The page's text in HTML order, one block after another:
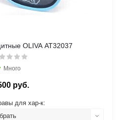
OLIVA AT32037
Много
руб.
для хар-к: